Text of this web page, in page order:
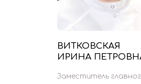
ВИТКОВСКАЯ
ИРИНА
Заместитель